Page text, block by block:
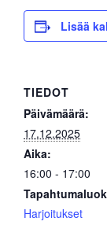
Lisää
TIEDOT
Päivämäärä:
17.12.2025
Aika:
16:00 - 17:00
Harjoitukset